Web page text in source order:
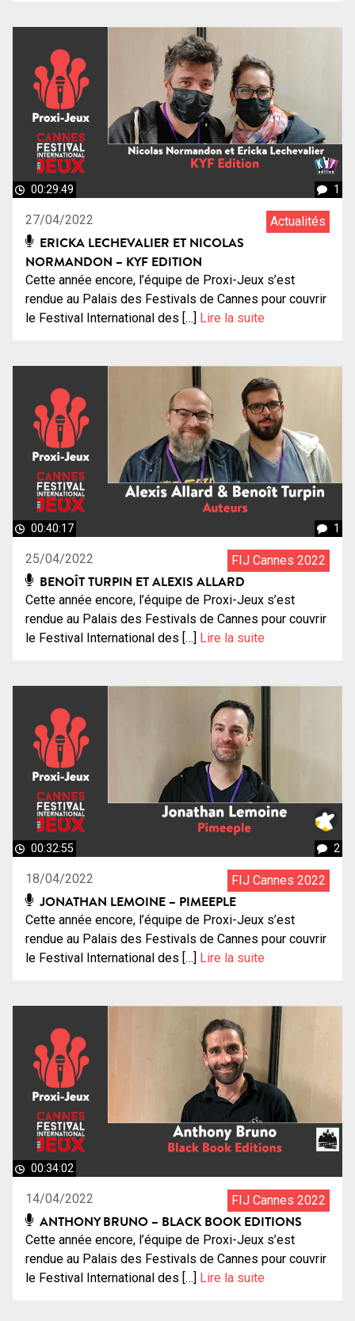
00:29:49 1
27/04/2022 Actualités
ERICKA LECHEVALIER ET NICOLAS
NORMANDON – KYF EDITION
Cette année encore, l’équipe de Proxi-Jeux s’est
rendue au Palais des Festivals de Cannes pour couvrir
le Festival International des […] Lire la suite
00:40:17 1
25/04/2022 FIJ Cannes 2022
BENOÎT TURPIN ET ALEXIS ALLARD
Cette année encore, l’équipe de Proxi-Jeux s’est
rendue au Palais des Festivals de Cannes pour couvrir
le Festival International des […] Lire la suite
00:32:55 2
18/04/2022 FIJ Cannes 2022
JONATHAN LEMOINE – PIMEEPLE
Cette année encore, l’équipe de Proxi-Jeux s’est
rendue au Palais des Festivals de Cannes pour couvrir
le Festival International des […] Lire la suite
00:34:02
14/04/2022 FIJ Cannes 2022
ANTHONY BRUNO – BLACK BOOK EDITIONS
Cette année encore, l’équipe de Proxi-Jeux s’est
rendue au Palais des Festivals de Cannes pour couvrir
le Festival International des […] Lire la suite